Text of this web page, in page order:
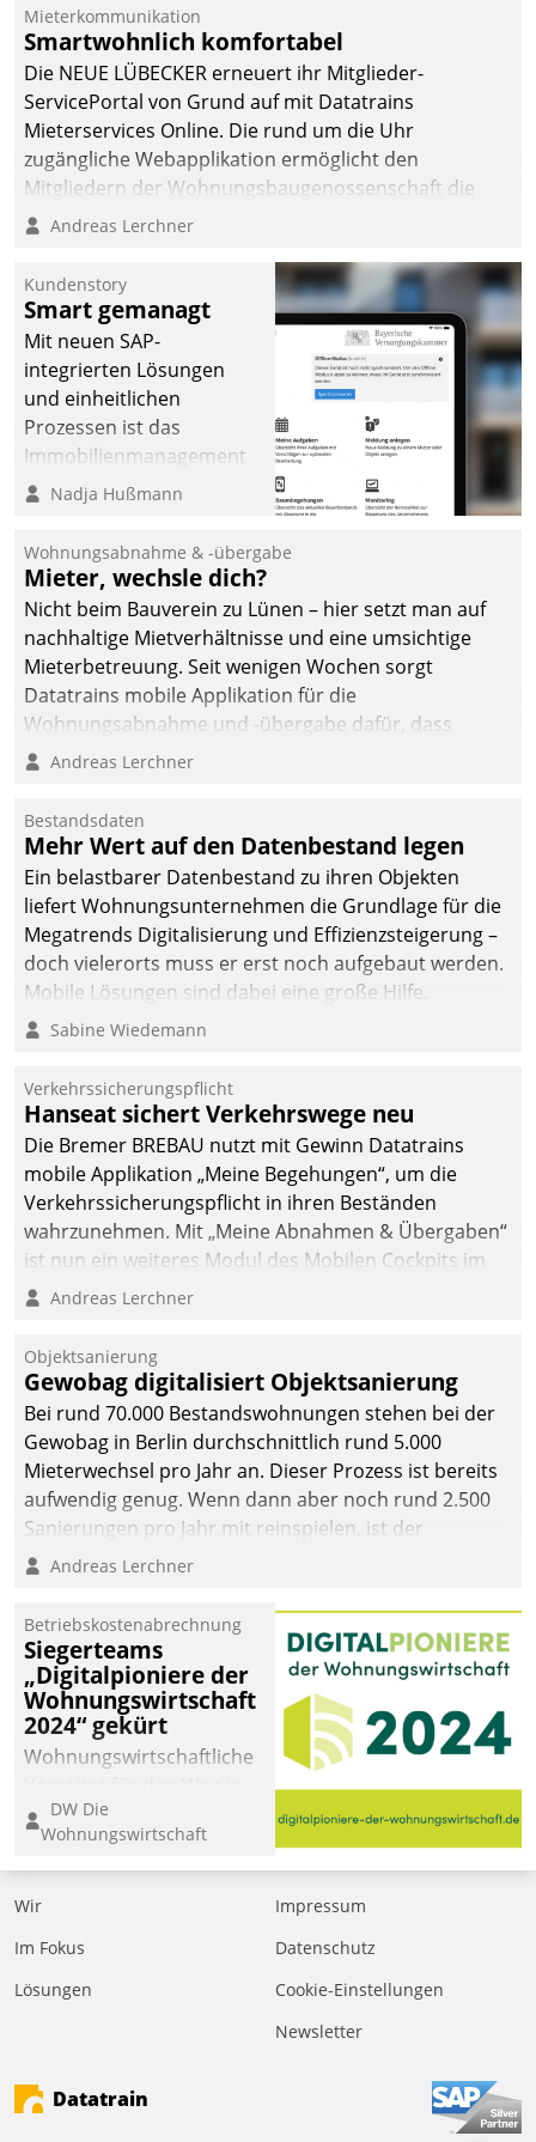
Dialogführung ermöglicht
dem externen
Serviceteam, Anrufe von
Mietenden zügiger und
effizienter zu bearbeiten.
Mieterkommunikation
Smartwohnlich komfortabel
Die NEUE LÜBECKER erneuert ihr Mitglieder-
ServicePortal von Grund auf mit Datatrains
Mieterservices Online. Die rund um die Uhr
zugängliche Webapplikation ermöglicht den
Mitgliedern der Wohnungs­bau­genossenschaft die
Kontaktaufnahme per Smartphone, Tablet oder PC.
Andreas Lerchner
Kundenstory
Smart gemanagt
Mit neuen SAP-
integrierten Lösungen
und einheitlichen
Prozessen ist das
Immobilienmanagement
der Bayerischen
Ressort Kapitalanlage für
künftige Aufgaben und
Herausforderungen
gerüstet.
Nadja Hußmann
Wohnungsabnahme & -übergabe
Mieter, wechsle dich?
Nicht beim Bauverein zu Lünen – hier setzt man auf
nachhaltige Mietverhältnisse und eine umsichtige
Mieterbetreuung. Seit wenigen Wochen sorgt
Datatrains mobile Applikation für die
Wohnungsabnahme und -übergabe dafür, dass
Mieter wohlgeordnet kommen und, so es sein muss,
Andreas Lerchner
Bestandsdaten
Mehr Wert auf den Datenbestand legen
Ein belastbarer Datenbestand zu ihren Objekten
liefert Wohnungsunternehmen die Grundlage für die
Megatrends Digitalisierung und Effizienzsteigerung –
doch vielerorts muss er erst noch aufgebaut werden.
Mobile Lösungen sind dabei eine große Hilfe.
Sabine Wiedemann
Verkehrssicherungspflicht
Hanseat sichert Verkehrswege neu
Die Bremer BREBAU nutzt mit Gewinn Datatrains
mobile Applikation „Meine Begehungen“, um die
Verkehrssicherungspflicht in ihren Beständen
wahrzunehmen. Mit „Meine Abnahmen & Übergaben“
ist nun ein weiteres Modul des Mobilen Cockpits im
Einsatz.
Andreas Lerchner
Objektsanierung
Gewobag digitalisiert Objektsanierung
Bei rund 70.000 Bestandswohnungen stehen bei der
Gewobag in Berlin durchschnittlich rund 5.000
Mieterwechsel pro Jahr an. Dieser Prozess ist bereits
aufwendig genug. Wenn dann aber noch rund 2.500
Sanierungen pro Jahr mit reinspielen, ist der
Betreuungs- und Organisationsaufwand immens. Im
kommunale Wohnungsbauunternehmen daher
gemeinsam mit der Berliner Datatrain GmbH den
Teilprozess der Objektsanierung digitalisiert.
Andreas Lerchner
Betriebskostenabrechnung
Siegerteams
„Digitalpioniere der
Wohnungswirtschaft
2024“ gekürt
Wohnungswirtschaftliche
eine digitale Zukunft zu
finden, ist das Ziel des
Awards „Digitalpioniere
der
Bewerben können sich
dafür ein Team
DW Die
Wohnungswirtschaft
Wir
Im Fokus
Lösungen
Impressum
Datenschutz
Cookie-Einstellungen
Newsletter
Datatrain